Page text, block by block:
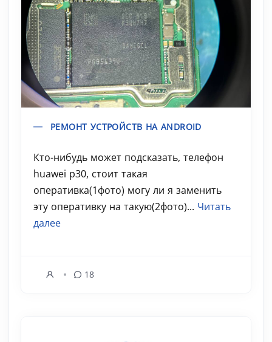
РЕМОНТ УСТРОЙСТВ НА ANDROID
Кто-нибудь может подсказать, телефон
huawei p30, стоит такая
оперативка(1фото) могу ли я заменить
эту оперативку на такую(2фото)... Читать
далее
18